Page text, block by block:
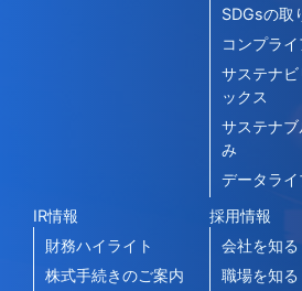
SDGsの取
コンプライ
サステナ
ックス
サステナ
み
データラ
IR情報
財務ハイライト
株式手続きのご案内
採用情報
会社を知る
職場を知る